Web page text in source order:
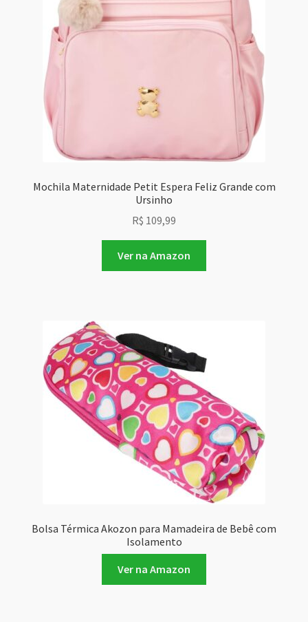
Mochila Maternidade Petit Espera Feliz Grande com
Ursinho
R$ 109,99
Ver na Amazon
Bolsa Térmica Akozon para Mamadeira de Bebê com
Isolamento
Ver na Amazon